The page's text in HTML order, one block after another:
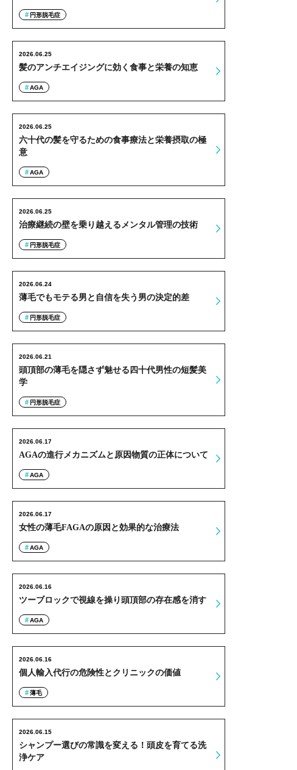
円形脱毛症
髪のアンチエイジングに効く食事と栄養の知恵
2026.06.25
AGA
六十代の髪を守るための食事療法と栄養摂取の極
意
2026.06.25
AGA
治療継続の壁を乗り越えるメンタル管理の技術
2026.06.25
円形脱毛症
薄毛でもモテる男と自信を失う男の決定的差
2026.06.24
円形脱毛症
頭頂部の薄毛を隠さず魅せる四十代男性の短髪美
学
2026.06.21
円形脱毛症
AGAの進行メカニズムと原因物質の正体について
2026.06.17
AGA
女性の薄毛FAGAの原因と効果的な治療法
2026.06.17
AGA
ツーブロックで視線を操り頭頂部の存在感を消す
2026.06.16
AGA
個人輸入代行の危険性とクリニックの価値
2026.06.16
薄毛
シャンプー選びの常識を変える！頭皮を育てる洗
浄ケア
2026.06.15